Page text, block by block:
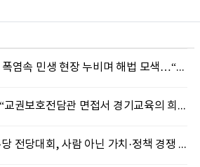
최원용 평택시장, 극한 폭염속 민생 현장 누비며 해법 모색…“현장에 답 있다”
안민석 경기도교육감, “교권보호전담관 면접서 경기교육의 희망 봤다”
김보라 안성시장 “민주당 전당대회, 사람 아닌 가치·정책 경쟁 돼야”